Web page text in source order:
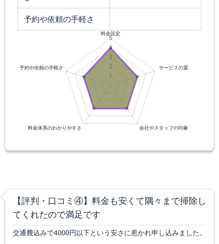
予約や依頼の手軽さ
【評判・口コミ④】料金も安くて隅々まで掃除し
てくれたので満足です
交通費込みで4000円以下という安さに惹かれ申し込みました。